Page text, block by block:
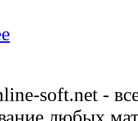
soft.net -